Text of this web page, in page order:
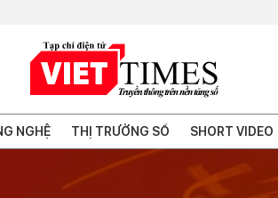
NGHỆ THỊ TRƯỜNG SỐ SHORT VIDEO